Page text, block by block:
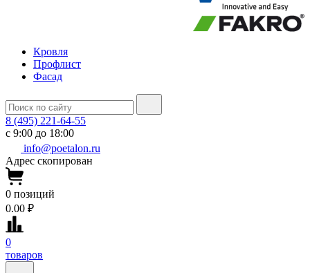
Кровля
Профлист
Фасад
8 (495) 221-64-55
с 9:00 до 18:00
info@poetalon.ru
Адрес скопирован
0 позиций
0.00 ₽
0
товаров